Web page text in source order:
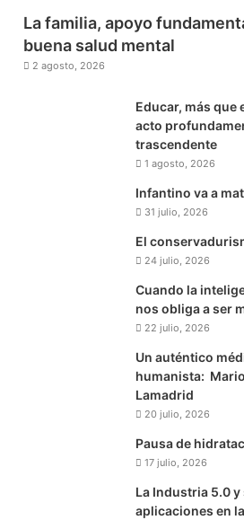
La familia, apoyo
buena salud mental
2 agosto, 2026
Educar, más que
acto
trascendente
1 agosto, 2026
Infantino va a
31 julio, 2026
El
24 julio, 2026
Cuando la
nos obliga a ser
22 julio, 2026
Un auténtico
humanista:
Lamadrid
20 julio, 2026
Pausa de
17 julio, 2026
La Industria 5.0 y
aplicaciones en